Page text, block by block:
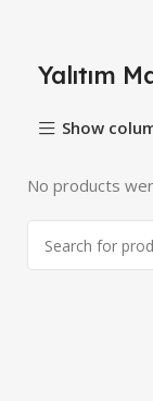
Yalıtım
Show
No products